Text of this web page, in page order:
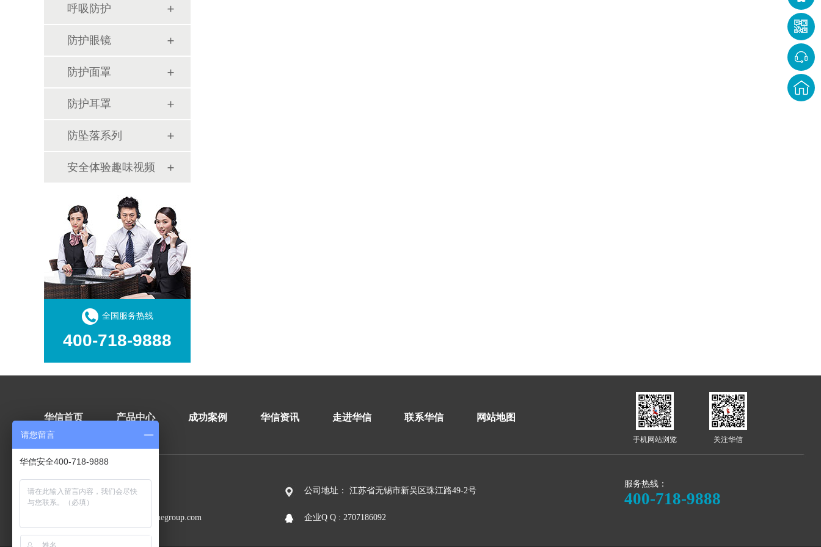
呼吸防护
防护眼镜
防护面罩
防护耳罩
防坠落系列
安全体验趣味视频
全国服务热线
400-718-9888
华信首页 产品中心 成功案例 华信资讯 走进华信 联系华信 网站地图
传真：0510-82255988 公司地址： 江苏省无锡市新吴区珠江路49-2号
E-Mail：woshine@woshinegroup.com 企业Q Q : 2707186092
手机网站浏览 关注华信
服务热线：
400-718-9888
请您留言
华信安全400-718-9888